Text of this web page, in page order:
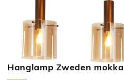
Ga
naar
Hanglamp Zweden